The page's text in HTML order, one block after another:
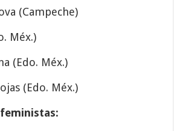
(Campeche)
Méx.)
(Edo. Méx.)
(Edo. Méx.)